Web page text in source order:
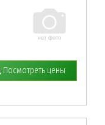
Посмотреть цены